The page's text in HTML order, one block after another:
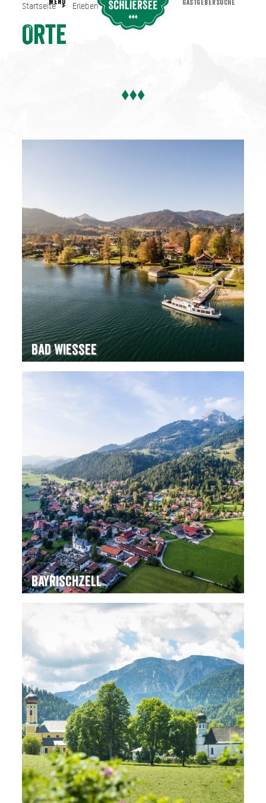
Startseite Erleben Orte
Orte
Bad Wiessee
Bayrischzell
Startseite Erleben Orte
MENU GASTGEBERSUCHE